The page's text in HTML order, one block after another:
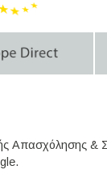
Απασχόλησης &